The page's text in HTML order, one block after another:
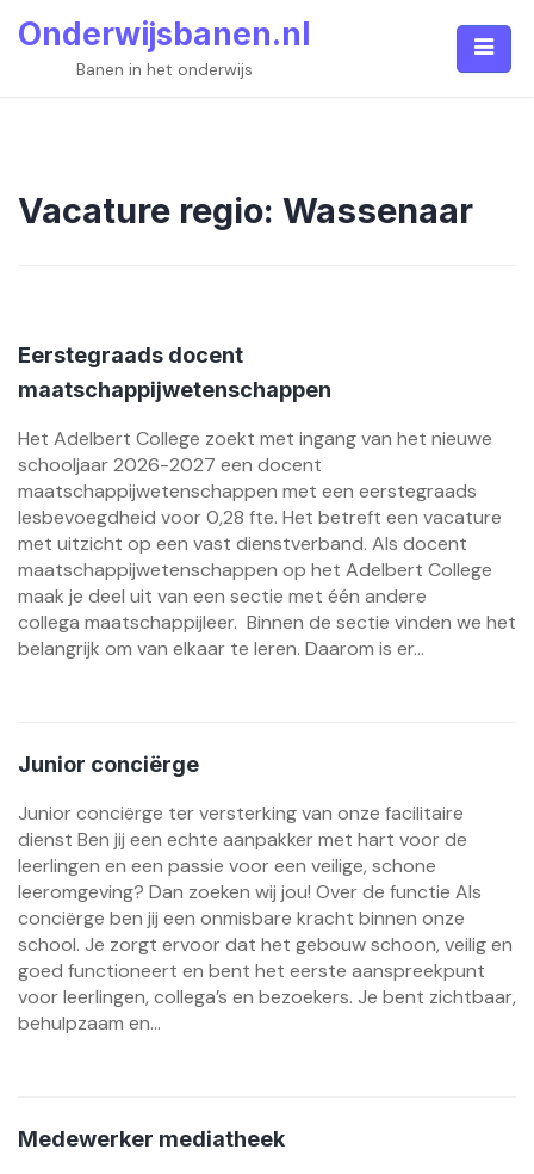
Onderwijsbanen.nl
Banen in het onderwijs
Vacature regio: Wassenaar
Eerstegraads docent
maatschappijwetenschappen
Het Adelbert College zoekt met ingang van het nieuwe
schooljaar 2026-2027 een docent
maatschappijwetenschappen met een eerstegraads
lesbevoegdheid voor 0,28 fte. Het betreft een vacature
met uitzicht op een vast dienstverband. Als docent
maatschappijwetenschappen op het Adelbert College
maak je deel uit van een sectie met één andere
collega maatschappijleer. Binnen de sectie vinden we het
belangrijk om van elkaar te leren. Daarom is er...
Junior conciërge
Junior conciërge ter versterking van onze facilitaire
dienst Ben jij een echte aanpakker met hart voor de
leerlingen en een passie voor een veilige, schone
leeromgeving? Dan zoeken wij jou! Over de functie Als
conciërge ben jij een onmisbare kracht binnen onze
school. Je zorgt ervoor dat het gebouw schoon, veilig en
goed functioneert en bent het eerste aanspreekpunt
voor leerlingen, collega’s en bezoekers. Je bent zichtbaar,
behulpzaam en...
Medewerker mediatheek